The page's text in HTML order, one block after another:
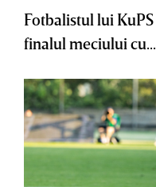
Fotbalistul lui
finalul meciului cu...